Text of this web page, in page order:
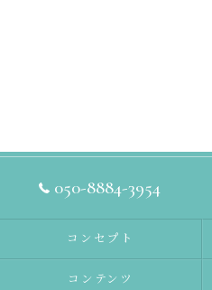
050-8884-3954
コンセプト
コンテンツ